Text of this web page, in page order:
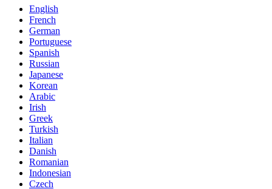
English
French
German
Portuguese
Spanish
Russian
Japanese
Korean
Arabic
Irish
Greek
Turkish
Italian
Danish
Romanian
Indonesian
Czech